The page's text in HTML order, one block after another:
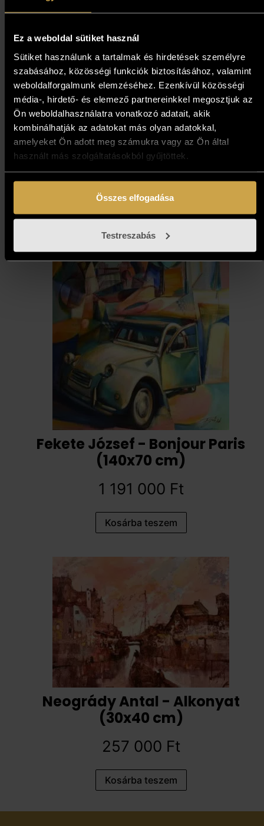
Ez a weboldal sütiket használ
Sütiket használunk a tartalmak és hirdetések személyre
szabásához, közösségi funkciók biztosításához, valamint
weboldalforgalmunk elemzéséhez. Ezenkívül közösségi
média-, hirdető- és elemező partnereinkkel megosztjuk az
Ön weboldalhasználatra vonatkozó adatait, akik
kombinálhatják az adatokat más olyan adatokkal,
amelyeket Ön adott meg számukra vagy az Ön által
használt más szolgáltatásokból gyűjtöttek.
Összes elfogadása
Testreszabás
Kosárba teszem
Fekete József - Bonjour Paris
(140x70 cm)
1 191 000 Ft
Kosárba teszem
Neogrády Antal - Alkonyat
(30x40 cm)
257 000 Ft
Kosárba teszem